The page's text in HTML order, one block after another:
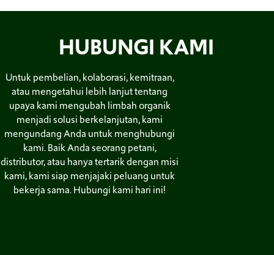
HUBUNGI KAMI
Untuk pembelian, kolaborasi, kemitraan,
atau mengetahui lebih lanjut tentang
upaya kami mengubah limbah organik
menjadi solusi berkelanjutan, kami
mengundang Anda untuk menghubungi
kami. Baik Anda seorang petani,
distributor, atau hanya tertarik dengan misi
kami, kami siap menjajaki peluang untuk
bekerja sama. Hubungi kami hari ini!